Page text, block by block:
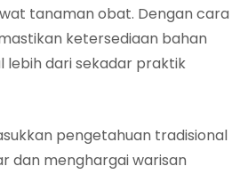
tanaman obat. Dengan cara
ketersediaan bahan
lebih dari sekadar praktik
pengetahuan tradisional
dan menghargai warisan